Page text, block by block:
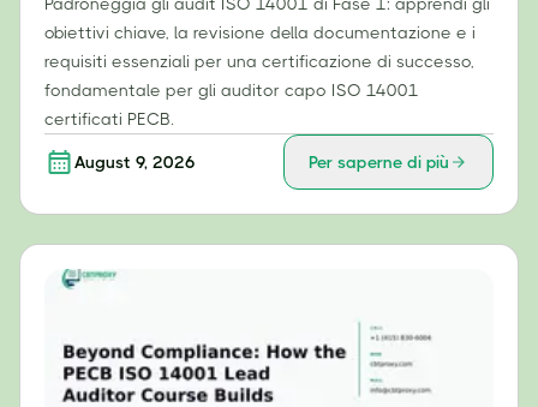
obiettivi chiave, la revisione della documentazione e i
requisiti essenziali per una certificazione di successo,
fondamentale per gli auditor capo ISO 14001
certificati PECB.
August 9, 2026 Per saperne di più